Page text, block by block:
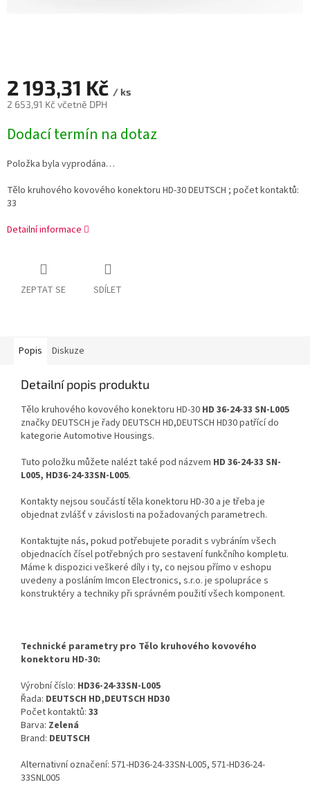
2 193,31 Kč / ks
2 653,91 Kč včetně DPH
cena:
Dodací termín na dotaz
Položka byla vyprodána…
Tělo kruhového kovového konektoru HD-30 DEUTSCH ; počet kontaktů:
33
Detailní informace
ZEPTAT SE SDÍLET
Popis Diskuze
Detailní popis produktu
Tělo kruhového kovového konektoru HD-30 HD 36-24-33 SN-L005
značky DEUTSCH je řady DEUTSCH HD,DEUTSCH HD30 patřící do
kategorie Automotive Housings.
Tuto položku můžete nalézt také pod názvem HD 36-24-33 SN-
L005, HD36-24-33SN-L005.
Kontakty nejsou součástí těla konektoru HD-30 a je třeba je
objednat zvlášť v závislosti na požadovaných parametrech.
Kontaktujte nás, pokud potřebujete poradit s vybráním všech
objednacích čísel potřebných pro sestavení funkčního kompletu.
Máme k dispozici veškeré díly i ty, co nejsou přímo v eshopu
uvedeny a posláním Imcon Electronics, s.r.o. je spolupráce s
konstruktéry a techniky při správném použití všech komponent.
Technické parametry pro Tělo kruhového kovového
konektoru HD-30:
Výrobní číslo: HD36-24-33SN-L005
Řada: DEUTSCH HD,DEUTSCH HD30
Počet kontaktů: 33
Barva: Zelená
Brand: DEUTSCH
Alternativní označení: 571-HD36-24-33SN-L005, 571-HD36-24-
33SNL005